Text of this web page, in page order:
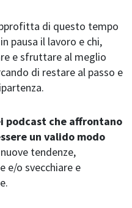
di questo tempo
pausa il lavoro e chi,
e sfruttare al meglio
di restare al passo e
podcast che affrontano
un valido modo
tendenze,
e/o svecchiare e